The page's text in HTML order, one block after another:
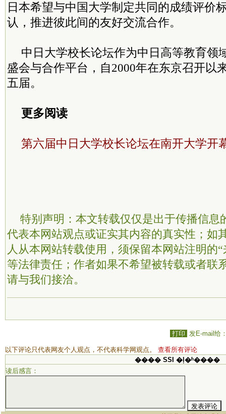
日本希望与中国大学制定共同的成绩评价
认，推进彼此间的友好交流合作。
中日大学校长论坛作为中日高等教育领
盛会与合作平台，自2000年在东京召开以
五届。
更多阅读
第六届中日大学校长论坛在南开大学开
特别声明：本文转载仅仅是出于传播信息
代表本网站观点或证实其内容的真实性；如
人从本网站转载使用，须保留本网站注明的
等法律责任；作者如果不希望被转载或者联
请与我们接洽。
打印 发E-mail给
以下评论只代表网友个人观点，不代表科学网观点。 查看所有评论
���� SSI �ļ�ʱ����
读后感言：